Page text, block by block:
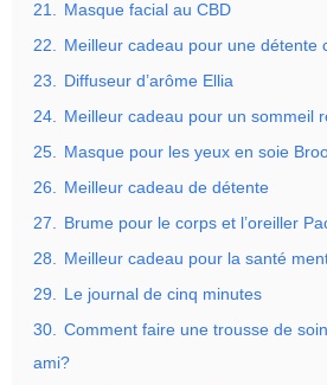
21. Masque facial au CBD
22. Meilleur cadeau pour une détente
23. Diffuseur d’arôme Ellia
24. Meilleur cadeau pour un sommeil
25. Masque pour les yeux en soie
26. Meilleur cadeau de détente
27. Brume pour le corps et l’oreiller
28. Meilleur cadeau pour la santé
29. Le journal de cinq minutes
30. Comment faire une trousse de
ami?